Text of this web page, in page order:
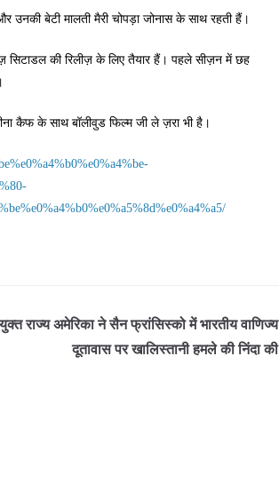
उनकी बेटी मालती मैरी चोपड़ा जोनास के साथ रहती हैं।
सिटाडल की रिलीज़ के लिए तैयार हैं। पहले सीज़न में छह
कैफ के साथ बॉलीवुड फिल्म जी ले ज़रा भी है।
राज्य अमेरिका ने सैन फ्रांसिस्को में भारतीय वाणिज्य
दूतावास पर खालिस्तानी हमले की निंदा की